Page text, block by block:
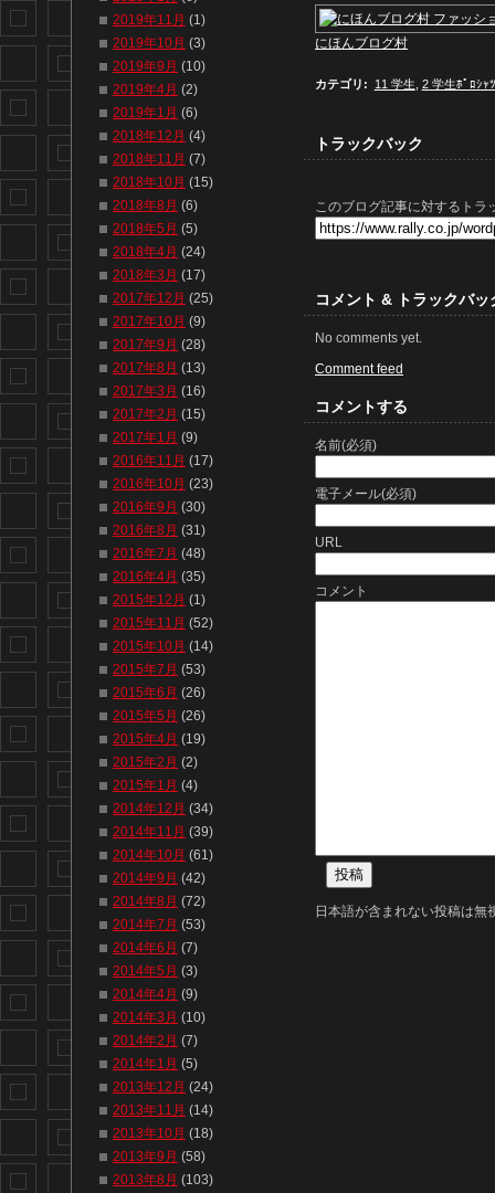
にほんブログ村
カテゴリ : 11 学生 2 学生ﾎﾟﾛｼｬﾂ
トラックバック
このブログ記事に対するトラ
コメント & トラックバッ
No comments yet.
Comment feed
コメントする
名前(必須)
電子メール(必須)
URL
コメント
日本語が含まれない投稿は無
2019年11月 (1)
2019年10月 (3)
2019年9月 (10)
2019年4月 (2)
2019年1月 (6)
2018年12月 (4)
2018年11月 (7)
2018年10月 (15)
2018年8月 (6)
2018年5月 (5)
2018年4月 (24)
2018年3月 (17)
2017年12月 (25)
2017年10月 (9)
2017年9月 (28)
2017年8月 (13)
2017年3月 (16)
2017年2月 (15)
2017年1月 (9)
2016年11月 (17)
2016年10月 (23)
2016年9月 (30)
2016年8月 (31)
2016年7月 (48)
2016年4月 (35)
2015年12月 (1)
2015年11月 (52)
2015年10月 (14)
2015年7月 (53)
2015年6月 (26)
2015年5月 (26)
2015年4月 (19)
2015年2月 (2)
2015年1月 (4)
2014年12月 (34)
2014年11月 (39)
2014年10月 (61)
2014年9月 (42)
2014年8月 (72)
2014年7月 (53)
2014年6月 (7)
2014年5月 (3)
2014年4月 (9)
2014年3月 (10)
2014年2月 (7)
2014年1月 (5)
2013年12月 (24)
2013年11月 (14)
2013年10月 (18)
2013年9月 (58)
2013年8月 (103)